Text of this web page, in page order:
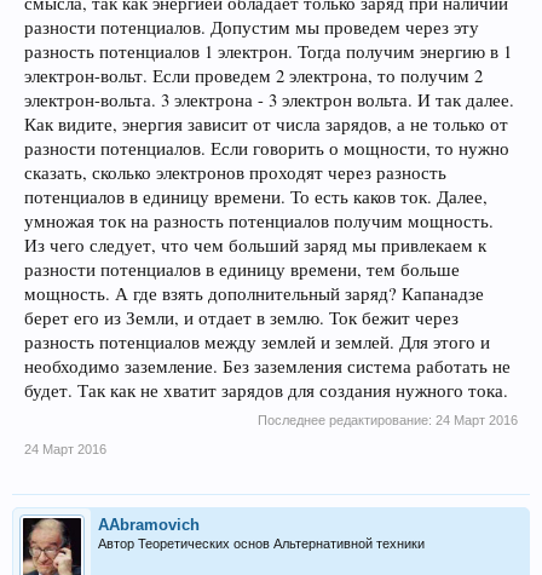
разности потенциалов. Допустим мы проведем через эту
разность потенциалов 1 электрон. Тогда получим энергию в 1
электрон-вольт. Если проведем 2 электрона, то получим 2
электрон-вольта. 3 электрона - 3 электрон вольта. И так далее.
Как видите, энергия зависит от числа зарядов, а не только от
разности потенциалов. Если говорить о мощности, то нужно
сказать, сколько электронов проходят через разность
потенциалов в единицу времени. То есть каков ток. Далее,
умножая ток на разность потенциалов получим мощность.
Из чего следует, что чем больший заряд мы привлекаем к
разности потенциалов в единицу времени, тем больше
мощность. А где взять дополнительный заряд? Капанадзе
берет его из Земли, и отдает в землю. Ток бежит через
разность потенциалов между землей и землей. Для этого и
необходимо заземление. Без заземления система работать не
будет. Так как не хватит зарядов для создания нужного тока.
Последнее редактирование: 24 Март 2016
24 Март 2016
AAbramovich
Автор Теоретических основ Альтернативной техники